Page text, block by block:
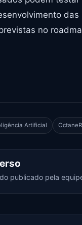
das
no
Artificial
publicado pela